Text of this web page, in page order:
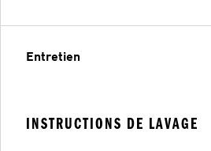
Entretien
INSTRUCTIONS DE LAVAGE